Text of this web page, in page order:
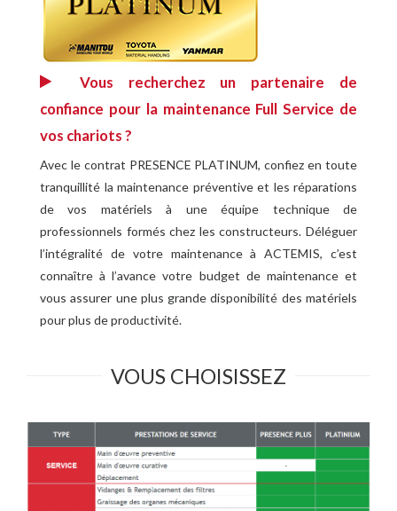
Vous recherchez un partenaire de
confiance pour la maintenance Full Service de
vos chariots ?
Avec le contrat PRESENCE PLATINUM, confiez en toute
tranquillité la maintenance préventive et les réparations
de vos matériels à une équipe technique de
professionnels formés chez les constructeurs. Déléguer
l’intégralité de votre maintenance à ACTEMIS, c’est
connaître à l’avance votre budget de maintenance et
vous assurer une plus grande disponibilité des matériels
pour plus de productivité.
VOUS CHOISISSEZ